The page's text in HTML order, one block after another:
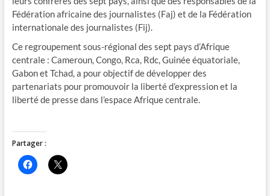
Fédération africaine des journalistes (Faj) et de la Fédération
internationale des journalistes (Fij).
Ce regroupement sous-régional des sept pays d’Afrique
centrale : Cameroun, Congo, Rca, Rdc, Guinée équatoriale,
Gabon et Tchad, a pour objectif de développer des
partenariats pour promouvoir la liberté d’expression et la
liberté de presse dans l’espace Afrique centrale.
Partager :
C
l
C
l